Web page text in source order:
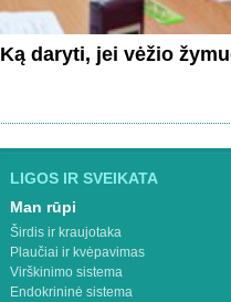
Ką daryti, jei vėžio
LIGOS IR SVEIKATA
Man rūpi
Širdis ir kraujotaka
Plaučiai ir kvėpavimas
Virškinimo sistema
Endokrininė sistema